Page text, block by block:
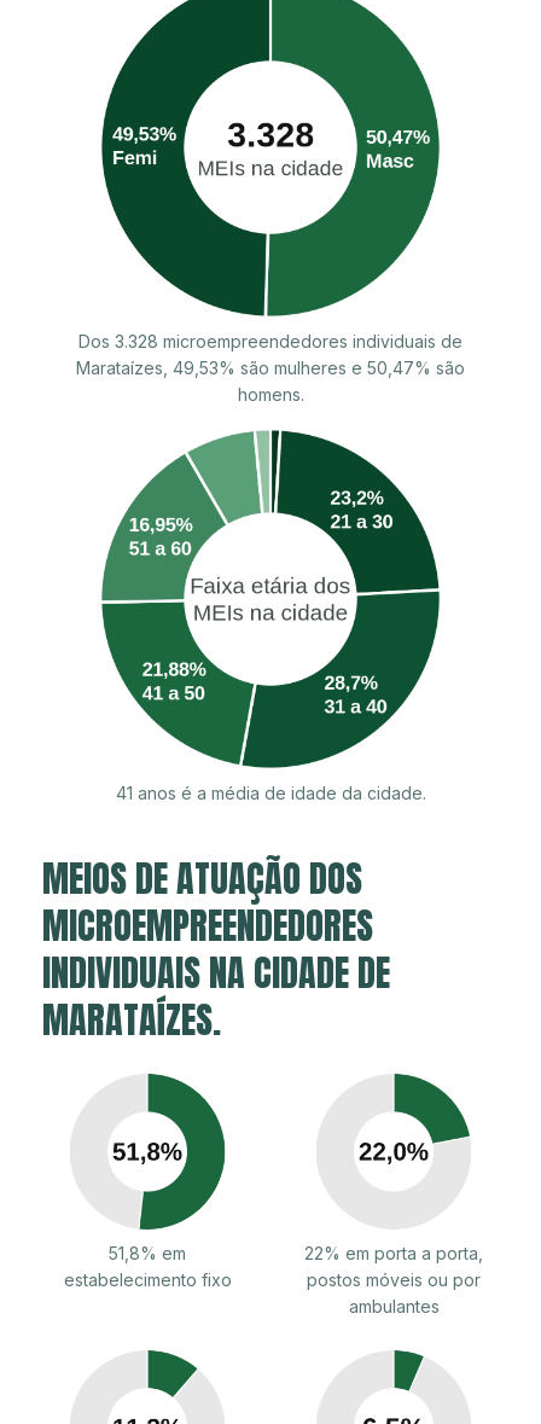
Dos 3.328 microempreendedores individuais de
Marataízes, 49,53% são mulheres e 50,47% são
homens.
41 anos é a média de idade da cidade.
MEIOS DE ATUAÇÃO DOS
MICROEMPREENDEDORES
INDIVIDUAIS NA CIDADE DE
MARATAÍZES.
51,8% em
estabelecimento fixo
22% em porta a porta,
postos móveis ou por
ambulantes